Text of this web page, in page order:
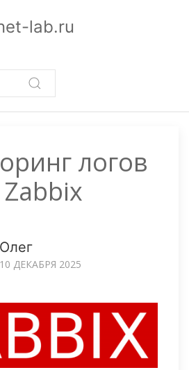
lab.ru
логов
Zabbix
Олег
10 ДЕКАБРЯ 2025